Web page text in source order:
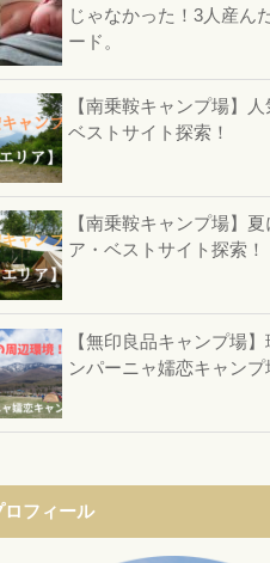
じゃなかった！3人産ん
ード。
【南乗鞍キャンプ場】人
ベストサイト探索！
【南乗鞍キャンプ場】
ア・ベストサイト探索！
【無印良品キャンプ場
ンパーニャ嬬恋キャンプ
ロフィール